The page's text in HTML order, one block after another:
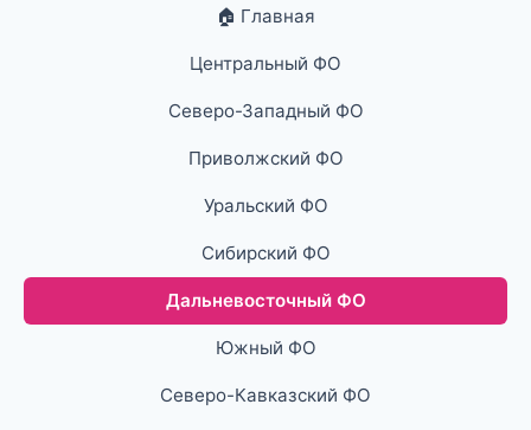
🏠 Главная
Центральный ФО
Северо-Западный ФО
Приволжский ФО
Уральский ФО
Сибирский ФО
Дальневосточный ФО
Южный ФО
Северо-Кавказский ФО